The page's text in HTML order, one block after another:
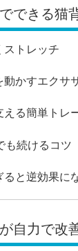
できる猫
ストレッチ
動かすエクサ
える簡単トレ
も続けるコツ
ると逆効果に
自力で改